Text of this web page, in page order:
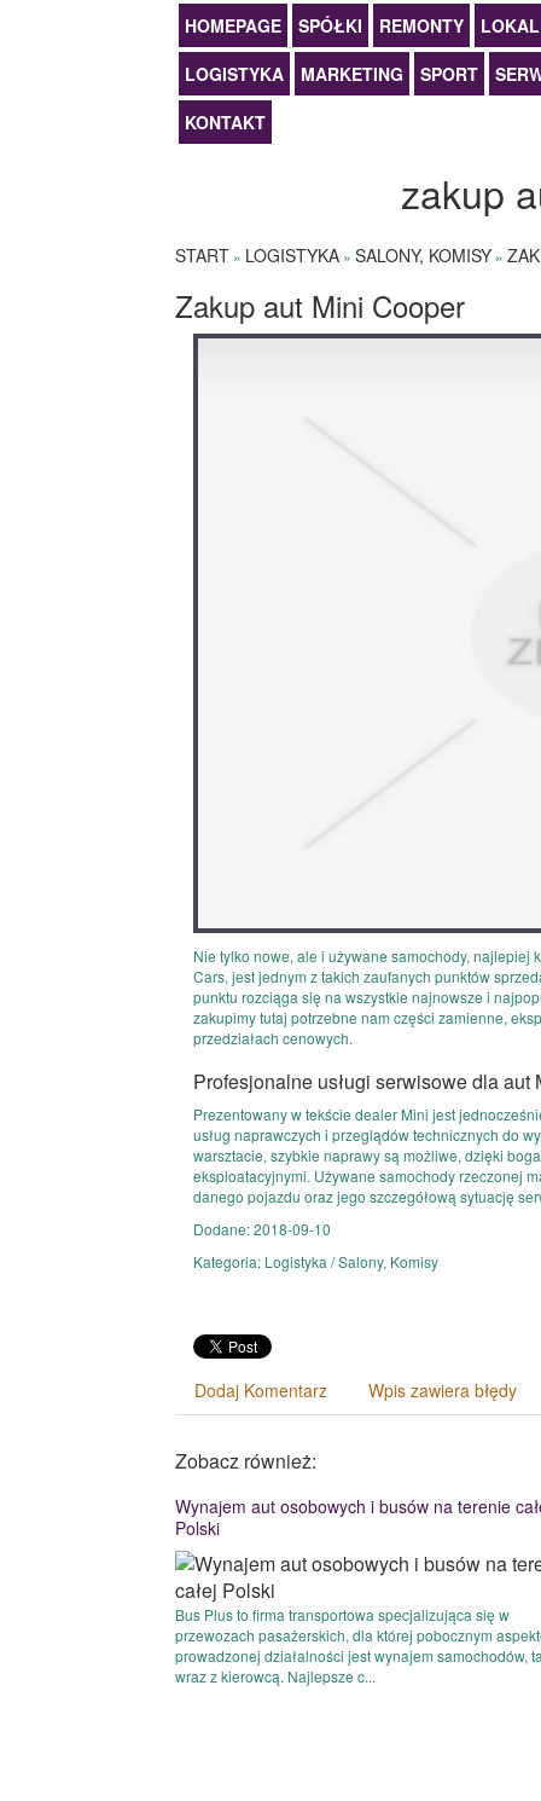
HOMEPAGE SPÓŁKI REMONTY
LOGISTYKA
MARKETING SPORT
KONTAKT
zakup
START » LOGISTYKA » SALONY, KOMISY »
Zakup aut Mini Cooper
Nie tylko nowe, ale i używane samochody, najlepiej
Cars, jest jednym z takich zaufanych punktów
punktu rozciąga się na wszystkie najnowsze i
zakupimy tutaj potrzebne nam części zamienne,
przedziałach cenowych.
Profesjonalne usługi serwisowe dla aut
Prezentowany w tekście dealer Mini jest
usług naprawczych i przeglądów technicznych do
warsztacie, szybkie naprawy są możliwe, dzięki
eksploatacyjnymi. Używane samochody rzeczonej
danego pojazdu oraz jego szczegółową sytuację
Dodane: 2018-09-10
Kategoria: Logistyka / Salony, Komisy
Dodaj Komentarz Wpis zawiera błędy
Zobacz również:
Wynajem aut osobowych i busów na terenie
Polski
Bus Plus to firma transportowa specjalizująca się w
przewozach pasażerskich, dla której pobocznym
prowadzonej działalności jest wynajem samochodów,
wraz z kierowcą. Najlepsze c...